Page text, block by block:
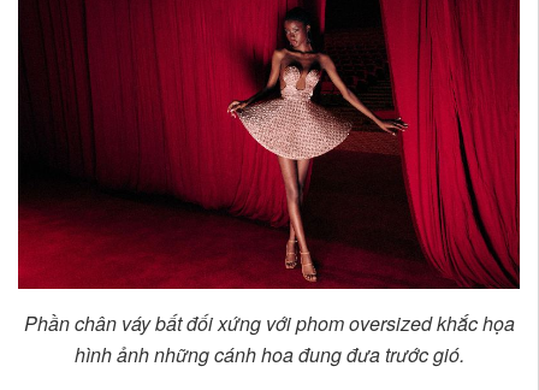
Phần chân váy bất đối xứng với phom oversized khắc họa
hình ảnh những cánh hoa đung đưa trước gió.